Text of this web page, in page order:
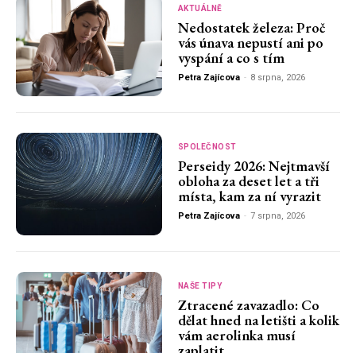
AKTUÁLNĚ
Nedostatek železa: Proč
vás únava nepustí ani po
vyspání a co s tím
Petra Zajícova - 8 srpna, 2026
SPOLEČNOST
Perseidy 2026: Nejtmavší
obloha za deset let a tři
místa, kam za ní vyrazit
Petra Zajícova - 7 srpna, 2026
NAŠE TIPY
Ztracené zavazadlo: Co
dělat hned na letišti a kolik
vám aerolinka musí